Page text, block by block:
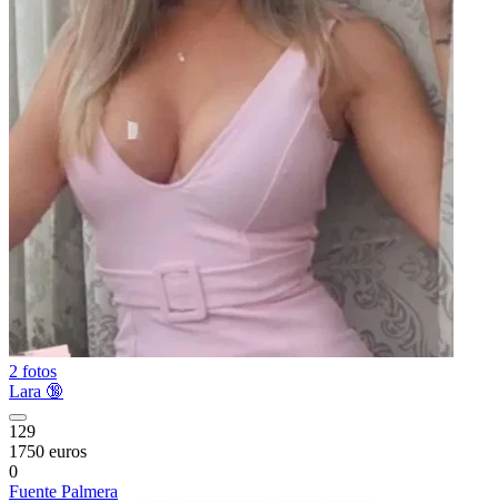
2 fotos
Lara 🔞
129
1750 euros
0
Fuente Palmera